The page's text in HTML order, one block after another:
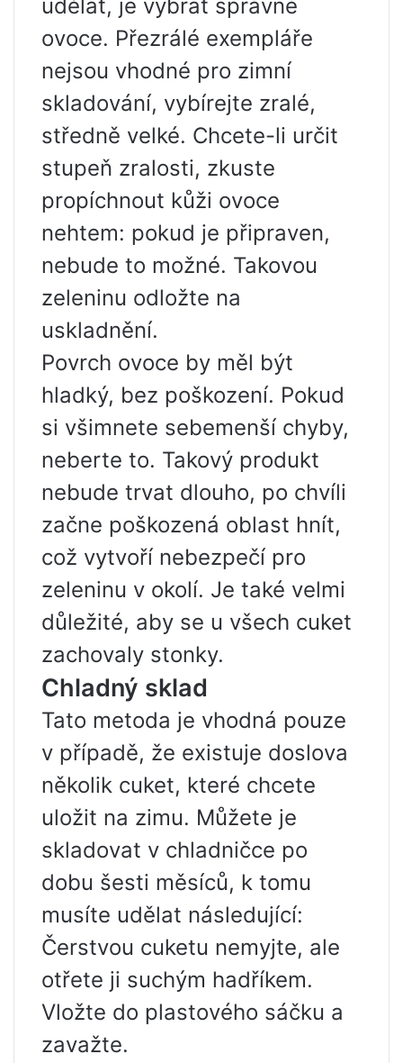
udělat, je vybrat správné
ovoce. Přezrálé exempláře
nejsou vhodné pro zimní
skladování, vybírejte zralé,
středně velké. Chcete-li určit
stupeň zralosti, zkuste
propíchnout kůži ovoce
nehtem: pokud je připraven,
nebude to možné. Takovou
zeleninu odložte na
uskladnění.
Povrch ovoce by měl být
hladký, bez poškození. Pokud
si všimnete sebemenší chyby,
neberte to. Takový produkt
nebude trvat dlouho, po chvíli
začne poškozená oblast hnít,
což vytvoří nebezpečí pro
zeleninu v okolí. Je také velmi
důležité, aby se u všech cuket
zachovaly stonky.
Chladný sklad
Tato metoda je vhodná pouze
v případě, že existuje doslova
několik cuket, které chcete
uložit na zimu. Můžete je
skladovat v chladničce po
dobu šesti měsíců, k tomu
musíte udělat následující:
Čerstvou cuketu nemyjte, ale
otřete ji suchým hadříkem.
Vložte do plastového sáčku a
zavažte.